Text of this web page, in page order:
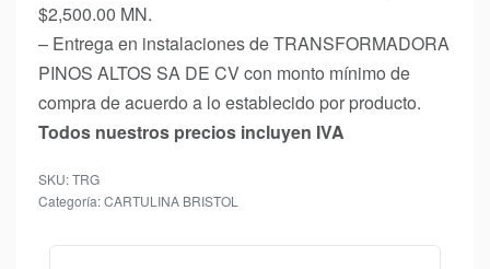
$2,500.00 MN.
– Entrega en instalaciones de TRANSFORMADORA
PINOS ALTOS SA DE CV con monto mínimo de
compra de acuerdo a lo establecido por producto.
Todos nuestros precios incluyen IVA
TRG
Categoría:CARTULINA BRISTOL